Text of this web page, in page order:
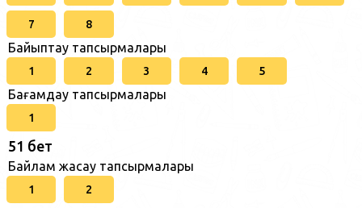
7 8
Байыптау тапсырмалары
1 2 3 4 5
Бағамдау тапсырмалары
1
51 бет
Байлам жасау тапсырмалары
1 2